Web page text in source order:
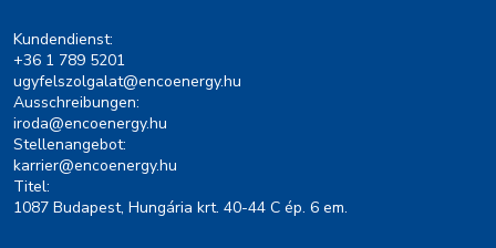
Kundendienst:
+36 1 789 5201
ugyfelszolgalat@encoenergy.hu
Ausschreibungen:
iroda@encoenergy.hu
Stellenangebot:
karrier@encoenergy.hu
Titel:
1087 Budapest, Hungária krt. 40-44 C ép. 6 em.